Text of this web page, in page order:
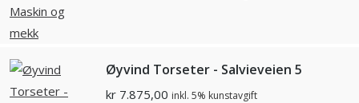
Øyvind Torseter - Salvieveien 5
kr 7.875,00 inkl. 5% kunstavgift